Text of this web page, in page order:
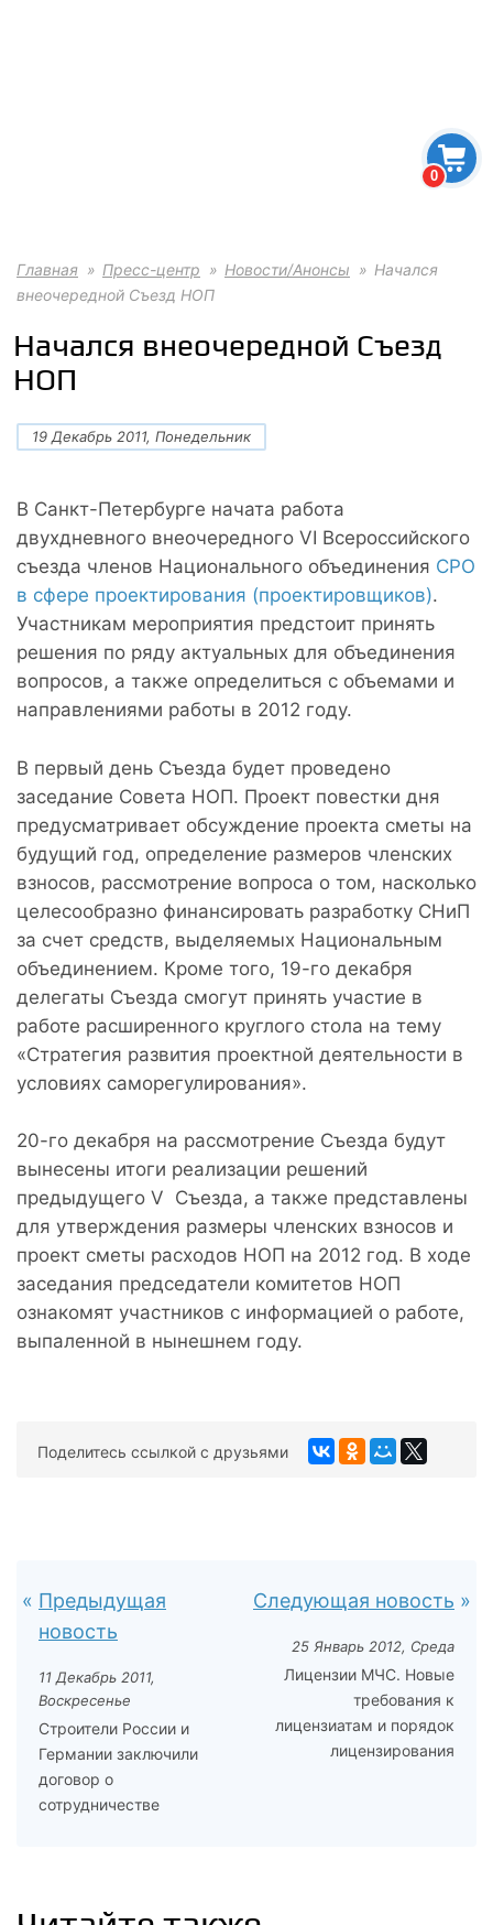
0
Главная Пресс-центр Новости/Анонсы
Начался
внеочередной Съезд НОП
Начался внеочередной Съезд
НОП
19 Декабрь 2011, Понедельник
В Санкт-Петербурге начата работа
двухдневного внеочередного VI Всероссийского
съезда членов Национального объединения СРО
в сфере проектирования (проектировщиков).
Участникам мероприятия предстоит принять
решения по ряду актуальных для объединения
вопросов, а также определиться с объемами и
направлениями работы в 2012 году.
В первый день Съезда будет проведено
заседание Совета НОП. Проект повестки дня
предусматривает обсуждение проекта сметы на
будущий год, определение размеров членских
взносов, рассмотрение вопроса о том, насколько
целесообразно финансировать разработку СНиП
за счет средств, выделяемых Национальным
объединением. Кроме того, 19-го декабря
делегаты Съезда смогут принять участие в
работе расширенного круглого стола на тему
«Стратегия развития проектной деятельности в
условиях саморегулирования».
20-го декабря на рассмотрение Съезда будут
вынесены итоги реализации решений
предыдущего V Съезда, а также представлены
для утверждения размеры членских взносов и
проект сметы расходов НОП на 2012 год. В ходе
заседания председатели комитетов НОП
ознакомят участников с информацией о работе,
выпаленной в нынешнем году.
Поделитесь ссылкой с друзьями
Предыдущая
новость
11 Декабрь 2011,
Воскресенье
Строители России и
Германии заключили
договор о
сотрудничестве
Следующая новость
25 Январь 2012, Среда
Лицензии МЧС. Новые
требования к
лицензиатам и порядок
лицензирования